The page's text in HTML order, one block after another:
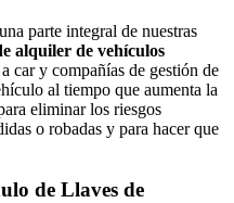
parte integral de nuestras
alquiler de vehículos
car y compañías de gestión de
al tiempo que aumenta la
eliminar los riesgos
o robadas y para hacer que
de Llaves de